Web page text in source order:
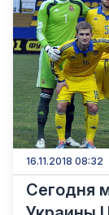
16.11.2018 08:32
Сегодня